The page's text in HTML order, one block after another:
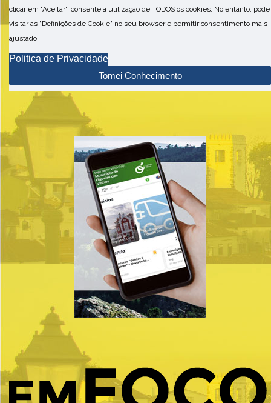
clicar em "Aceitar", consente a utilização de TODOS os cookies. No entanto, pode
visitar as "Definições de Cookie" no seu browser e permitir consentimento mais
ajustado.
Politica de Privacidade
Tomei Conhecimento